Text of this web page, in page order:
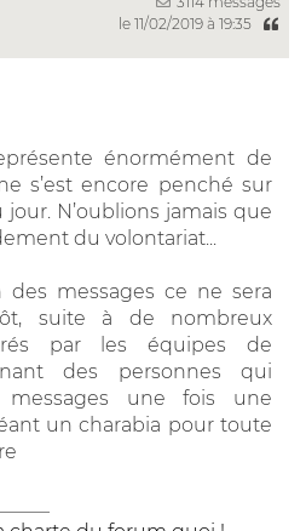
le 11/02/2019 à 19:35
énormément de
s’est encore penché sur
N’oublions jamais que
du volontariat...
des messages ce ne sera
suite à de nombreux
par les équipes de
des personnes qui
messages une fois une
un charabia pour toute